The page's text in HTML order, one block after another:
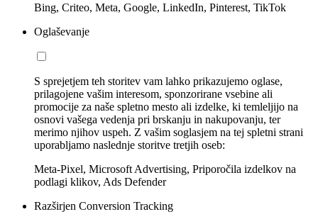
Bing, Criteo, Meta, Google, LinkedIn, Pinterest, TikTok
Oglaševanje
S sprejetjem teh storitev vam lahko prikazujemo oglase,
prilagojene vašim interesom, sponzorirane vsebine ali
promocije za naše spletno mesto ali izdelke, ki temleljijo na
osnovi vašega vedenja pri brskanju in nakupovanju, ter
merimo njihov uspeh. Z vašim soglasjem na tej spletni strani
uporabljamo naslednje storitve tretjih oseb:
Meta-Pixel, Microsoft Advertising, Priporočila izdelkov na
podlagi klikov, Ads Defender
Razširjen Conversion Tracking